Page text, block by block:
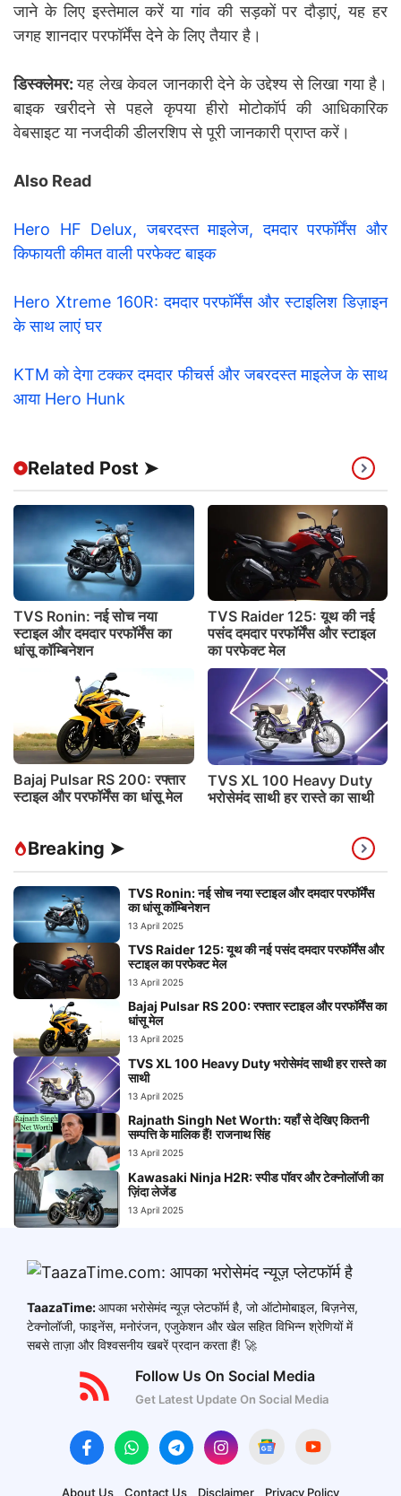
जाने के लिए इस्तेमाल करें या गांव की सड़कों पर दौड़ाएं, यह हर
जगह शानदार परफॉर्मेंस देने के लिए तैयार है।
डिस्क्लेमर:यह लेख केवल जानकारी देने के उद्देश्य से लिखा गया है।
बाइक खरीदने से पहले कृपया हीरो मोटोकॉर्प की आधिकारिक
वेबसाइट या नजदीकी डीलरशिप से पूरी जानकारी प्राप्त करें।
Also Read
Hero HF Delux, जबरदस्त माइलेज, दमदार परफॉर्मेंस और
किफायती कीमत वाली परफेक्ट बाइक
Hero Xtreme 160R: दमदार परफॉर्मेंस और स्टाइलिश डिज़ाइन
के साथ लाएं घर
KTM को देगा टक्कर दमदार फीचर्स और जबरदस्त माइलेज के साथ
आया Hero Hunk
Related Post ➤
TVS Ronin: नई सोच नया
स्टाइल और दमदार परफॉर्मेंस का
धांसू कॉम्बिनेशन
TVS Raider 125: यूथ की नई
पसंद दमदार परफॉर्मेंस और स्टाइल
का परफेक्ट मेल
Bajaj Pulsar RS 200: रफ्तार
स्टाइल और परफॉर्मेंस का धांसू मेल
TVS XL 100 Heavy Duty
भरोसेमंद साथी हर रास्ते का साथी
Breaking ➤
TVS Ronin: नई सोच नया स्टाइल और दमदार परफॉर्मेंस
का धांसू कॉम्बिनेशन
13 April 2025
TVS Raider 125: यूथ की नई पसंद दमदार परफॉर्मेंस और
स्टाइल का परफेक्ट मेल
13 April 2025
Bajaj Pulsar RS 200: रफ्तार स्टाइल और परफॉर्मेंस का
धांसू मेल
13 April 2025
TVS XL 100 Heavy Duty भरोसेमंद साथी हर रास्ते का
साथी
13 April 2025
Rajnath Singh Net Worth: यहाँ से देखिए कितनी
सम्पत्ति के मालिक हैं! राजनाथ सिंह
13 April 2025
Kawasaki Ninja H2R: स्पीड पॉवर और टेक्नोलॉजी का
ज़िंदा लेजेंड
13 April 2025
TaazaTime:आपका भरोसेमंद न्यूज़ प्लेटफॉर्म है, जो ऑटोमोबाइल, बिज़नेस,
टेक्नोलॉजी, फाइनेंस, मनोरंजन, एजुकेशन और खेल सहित विभिन्न श्रेणियों में
सबसे ताज़ा और विश्वसनीय खबरें प्रदान करता हैं! 🚀
Follow Us On Social Media
Get Latest Update On Social Media
About Us Contact Us Disclaimer Privacy Policy